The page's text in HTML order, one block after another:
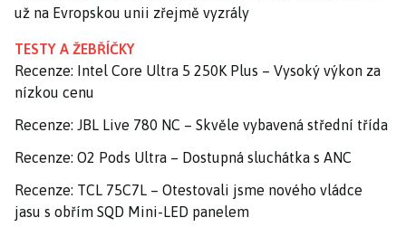
už na Evropskou unii zřejmě vyzrály
TESTY A ŽEBŘÍČKY
Recenze: Intel Core Ultra 5 250K Plus – Vysoký výkon za
nízkou cenu
Recenze: JBL Live 780 NC – Skvěle vybavená střední třída
Recenze: O2 Pods Ultra – Dostupná sluchátka s ANC
Recenze: TCL 75C7L – Otestovali jsme nového vládce
jasu s obřím SQD Mini-LED panelem